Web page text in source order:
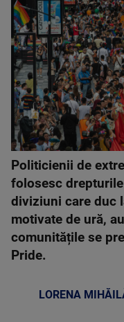
Politicienii de
folosesc drepturile
diviziuni care duc
motivate de ură,
comunitățile se
Pride.
LORENA